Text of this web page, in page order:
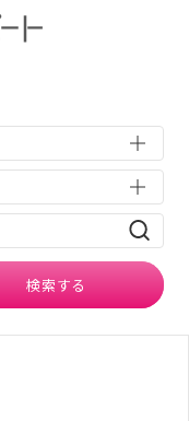
検索する